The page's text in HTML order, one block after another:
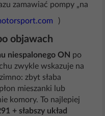
zamawiać pompy „na
)
objawach
niespalonego ON po
zwykle wskazuje na
zbyt słaba
mieszanki lub
komory. To najlepiej
+ słabszy układ